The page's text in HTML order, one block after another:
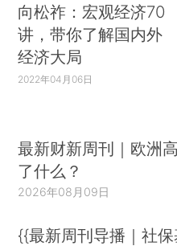
向松祚：宏观经济70
讲，带你了解国内外
经济大局
2022年04月06日
最新财新周刊｜欧洲
了什么？
2026年08月09日
{{最新周刊导播｜社